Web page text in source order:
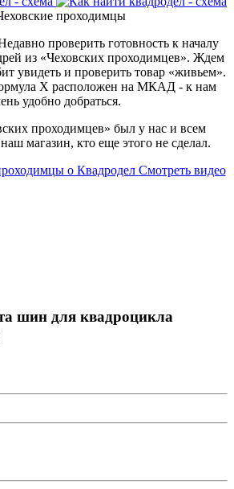
проверить готовность к началу
из «Чеховских проходимцев». Ждем
увидеть и проверить товар «живьем».
Х расположен на МКАД - к нам
удобно добраться.
проходимцев» был у нас и всем
магазин, кто еще этого не сделал.
Смотреть видео
шин для квадроцикла